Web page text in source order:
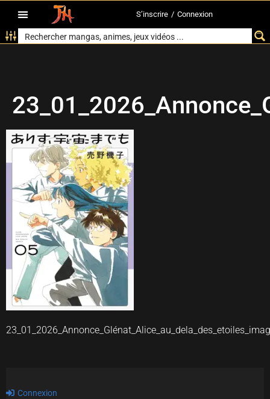
S’inscrire / Connexion
Connexion